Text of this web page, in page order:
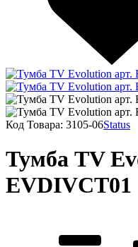
Код Товара: 3105-06Status
Тумба TV
EVDIVCT01